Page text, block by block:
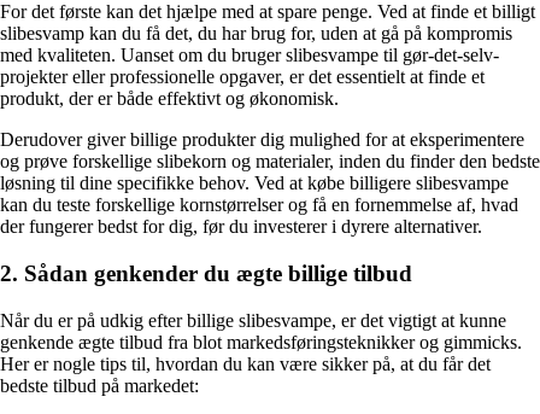
For det første kan det hjælpe med at spare penge. Ved at finde et billigt
slibesvamp kan du få det, du har brug for, uden at gå på kompromis
med kvaliteten. Uanset om du bruger slibesvampe til gør-det-selv-
projekter eller professionelle opgaver, er det essentielt at finde et
produkt, der er både effektivt og økonomisk.
Derudover giver billige produkter dig mulighed for at eksperimentere
og prøve forskellige slibekorn og materialer, inden du finder den bedste
løsning til dine specifikke behov. Ved at købe billigere slibesvampe
kan du teste forskellige kornstørrelser og få en fornemmelse af, hvad
der fungerer bedst for dig, før du investerer i dyrere alternativer.
2. Sådan genkender du ægte billige tilbud
Når du er på udkig efter billige slibesvampe, er det vigtigt at kunne
genkende ægte tilbud fra blot markedsføringsteknikker og gimmicks.
Her er nogle tips til, hvordan du kan være sikker på, at du får det
bedste tilbud på markedet: